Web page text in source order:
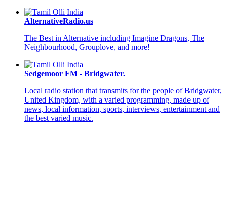
AlternativeRadio.us
The Best in Alternative including Imagine Dragons, The
Neighbourhood, Grouplove, and more!
Sedgemoor FM - Bridgwater.
Local radio station that transmits for the people of Bridgwater,
United Kingdom, with a varied programming, made up of
news, local information, sports, interviews, entertainment and
the best varied music.